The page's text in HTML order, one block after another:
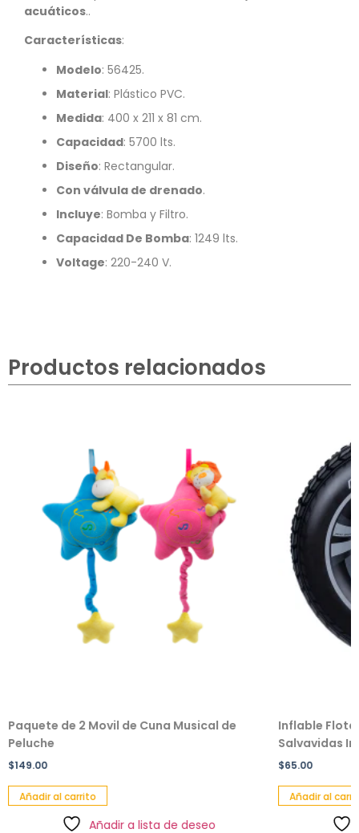
acuáticos..
Características:
Modelo: 56425.
Material: Plástico PVC.
Medida: 400 x 211 x 81 cm.
Capacidad: 5700 lts.
Diseño: Rectangular.
Con válvula de drenado.
Incluye: Bomba y Filtro.
Capacidad De Bomba: 1249 lts.
Voltage: 220-240 V.
Productos relacionados
Paquete de 2 Movil de Cuna Musical de
Peluche
$149.00
Añadir al carrito
Añadir a lista de deseo
Inflable
Salvavidas
$65.00
Añadir al